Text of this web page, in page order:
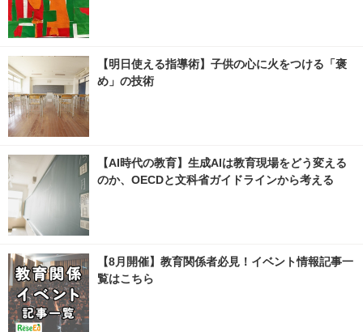
【明日使える指導術】子供の心に火をつける「褒
め」の技術
【AI時代の教育】生成AIは教育現場をどう変える
のか、OECDと文科省ガイドラインから考える
【8月開催】教育関係者必見！イベント情報記事一
覧はこちら